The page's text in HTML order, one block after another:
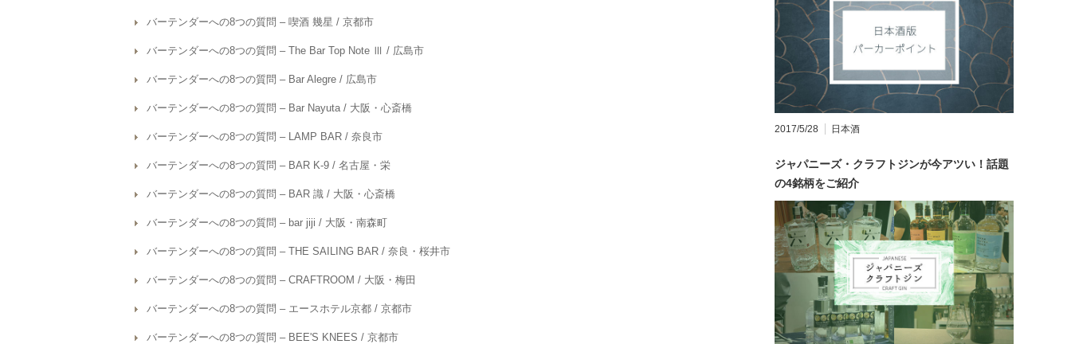
バーテンダーへの8つの質問 – 喫酒 幾星 / 京都市
バーテンダーへの8つの質問 – The Bar Top Note Ⅲ / 広島市
バーテンダーへの8つの質問 – Bar Alegre / 広島市
バーテンダーへの8つの質問 – Bar Nayuta / 大阪・心斎橋
バーテンダーへの8つの質問 – LAMP BAR / 奈良市
バーテンダーへの8つの質問 – BAR K-9 / 名古屋・栄
バーテンダーへの8つの質問 – BAR 識 / 大阪・心斎橋
バーテンダーへの8つの質問 – bar jiji / 大阪・南森町
バーテンダーへの8つの質問 – THE SAILING BAR / 奈良・桜井市
バーテンダーへの8つの質問 – CRAFTROOM / 大阪・梅田
バーテンダーへの8つの質問 – エースホテル京都 / 京都市
バーテンダーへの8つの質問 – BEE'S KNEES / 京都市
2017/5/28 日本酒
ジャパニーズ・クラフトジンが今アツい！話題
の4銘柄をご紹介